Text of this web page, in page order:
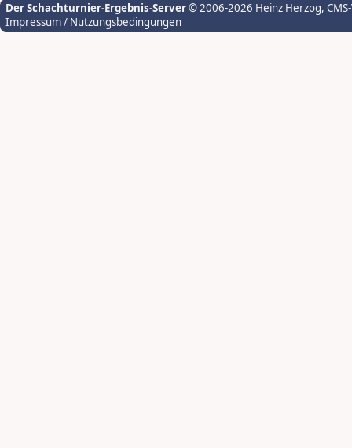
Der Schachturnier-Ergebnis-Server© 2006-2026 Heinz Herzog,
Impressum / Nutzungsbedingungen